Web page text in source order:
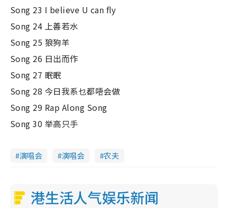
Song 23 I believe U can fly
Song 24 上善若水
Song 25 狼狗羊
Song 26 日出而作
Song 27 眠眠
Song 28 今日我系乜都唔会做
Song 29 Rap Along Song
Song 30 举高只手
演唱会 演唱会 农夫
港生活人气娱乐新闻